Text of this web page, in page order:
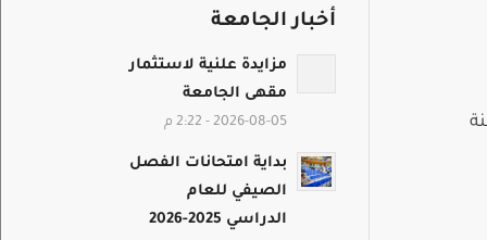
أخبار الجامعة
مزايدة علنية لاستثمار
مقهى الجامعة
2026-08-05 - 2:22 م
بداية امتحانات الفصل
الصيفي للعام
الدراسي 2025-2026